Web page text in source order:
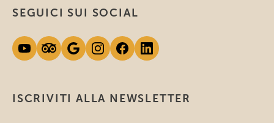
ISCRIVITI ALLA NEWSLETTER
SEGUICI SUI SOCIAL